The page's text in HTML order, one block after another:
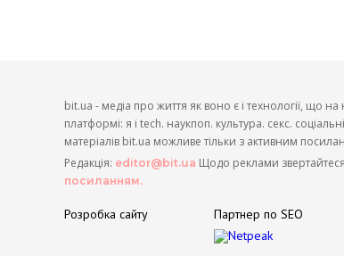
bit.ua - медіа про життя як воно є і технології, що
платформі: я і tech. наукпоп. культура. секс.
матеріалів bit.ua можливе тільки з активним
Редакція: editor@bit.ua Щодо реклами
посиланням.
Розробка сайту Партнер по SEO